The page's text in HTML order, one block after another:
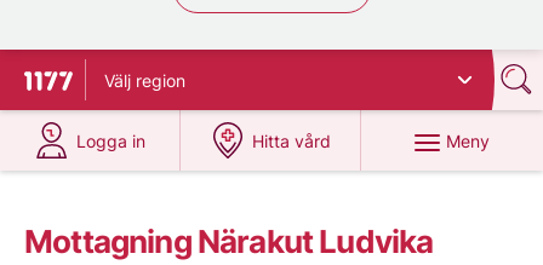
Till startsidan för 1177
Välj region
Logga in
på 1177.se
Hitta vård
på 1177.se
Meny
Mottagning Närakut Ludvika